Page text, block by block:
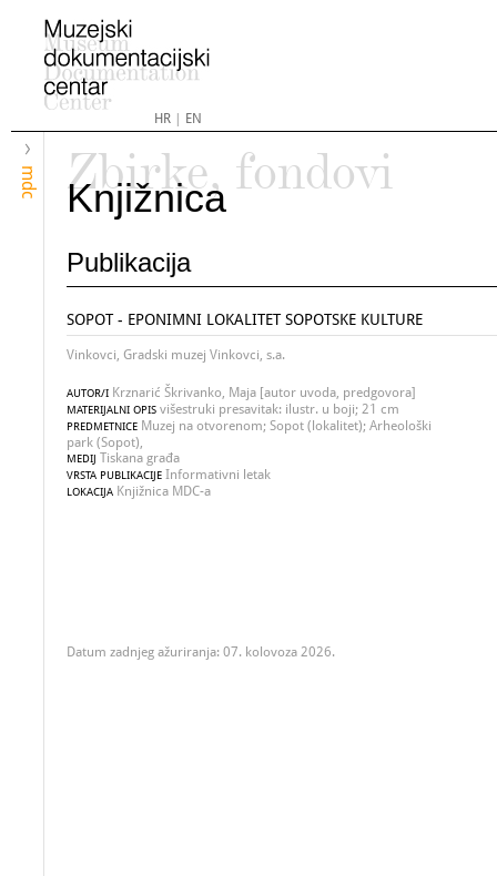
HR| EN
mdc
Zbirke, fondovi
Knjižnica
Publikacija
SOPOT - EPONIMNI LOKALITET SOPOTSKE KULTURE
Vinkovci, Gradski muzej Vinkovci, s.a.
AUTOR/I Krznarić Škrivanko, Maja [autor uvoda, predgovora]
MATERIJALNI OPIS višestruki presavitak: ilustr. u boji; 21 cm
PREDMETNICE Muzej na otvorenom; Sopot (lokalitet); Arheološki
park (Sopot),
MEDIJ Tiskana građa
VRSTA PUBLIKACIJE Informativni letak
LOKACIJA Knjižnica MDC-a
Datum zadnjeg ažuriranja: 07. kolovoza 2026.